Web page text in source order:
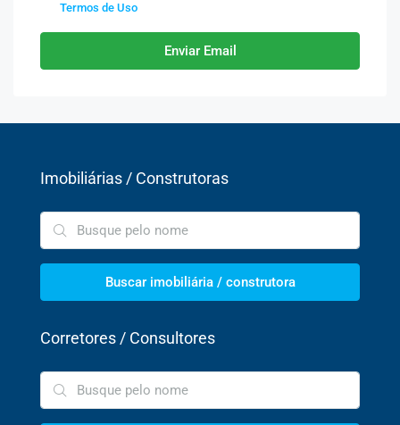
Termos de Uso
Enviar Email
Imobiliárias / Construtoras
Buscar imobiliária / construtora
Corretores / Consultores